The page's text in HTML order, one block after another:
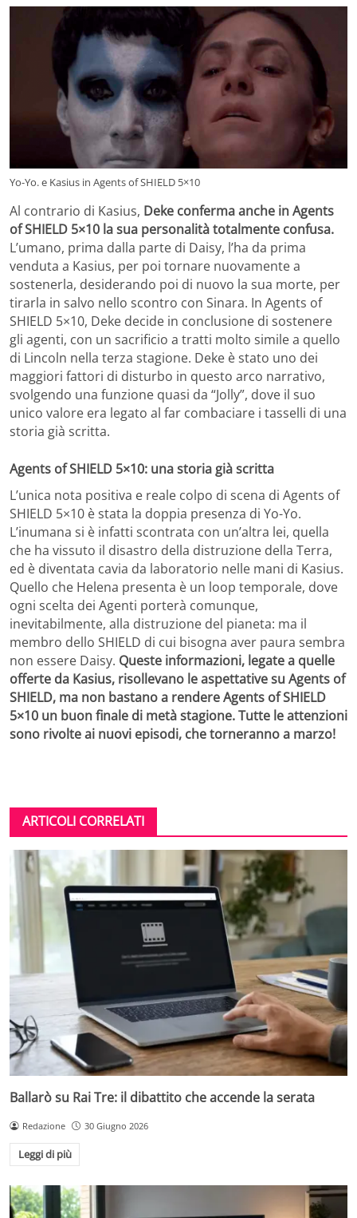
Yo-Yo. e Kasius in Agents of SHIELD 5×10
Al contrario di Kasius, Deke conferma anche in Agents
of SHIELD 5×10 la sua personalità totalmente confusa.
L’umano, prima dalla parte di Daisy, l’ha da prima
venduta a Kasius, per poi tornare nuovamente a
sostenerla, desiderando poi di nuovo la sua morte, per
tirarla in salvo nello scontro con Sinara. In Agents of
SHIELD 5×10, Deke decide in conclusione di sostenere
gli agenti, con un sacrificio a tratti molto simile a quello
di Lincoln nella terza stagione. Deke è stato uno dei
maggiori fattori di disturbo in questo arco narrativo,
svolgendo una funzione quasi da “Jolly”, dove il suo
unico valore era legato al far combaciare i tasselli di una
storia già scritta.
Agents of SHIELD 5×10: una storia già scritta
L’unica nota positiva e reale colpo di scena di Agents of
SHIELD 5×10 è stata la doppia presenza di Yo-Yo.
L’inumana si è infatti scontrata con un’altra lei, quella
che ha vissuto il disastro della distruzione della Terra,
ed è diventata cavia da laboratorio nelle mani di Kasius.
Quello che Helena presenta è un loop temporale, dove
ogni scelta dei Agenti porterà comunque,
inevitabilmente, alla distruzione del pianeta: ma il
membro dello SHIELD di cui bisogna aver paura sembra
non essere Daisy. Queste informazioni, legate a quelle
offerte da Kasius, risollevano le aspettative su Agents of
SHIELD, ma non bastano a rendere Agents of SHIELD
5×10 un buon finale di metà stagione. Tutte le attenzioni
sono rivolte ai nuovi episodi, che torneranno a marzo!
ARTICOLI CORRELATI
Ballarò su Rai Tre: il dibattito che accende la serata
Redazione 30 Giugno 2026
Leggi di più